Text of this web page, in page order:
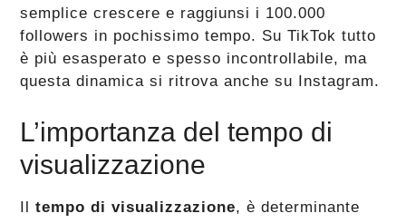
semplice crescere e raggiunsi i 100.000
followers in pochissimo tempo. Su TikTok tutto
è più esasperato e spesso incontrollabile, ma
questa dinamica si ritrova anche su Instagram.
L’importanza del tempo di
visualizzazione
Iltempo di visualizzazione, è determinante